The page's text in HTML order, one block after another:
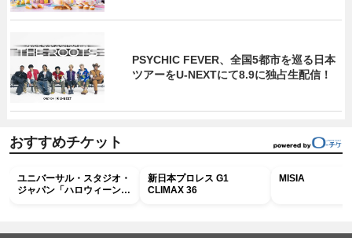
PSYCHIC FEVER、全国5都市を巡る日本
ツアーをU‐NEXTにて8.9に独占生配信！
おすすめチケット
ユニバーサル・スタジオ・
ジャパン「ハロウィーン・
新日本プロレス G1
CLIMAX 36
MISIA